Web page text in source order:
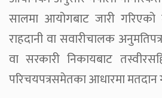
सालमा आयोगबाट जारी गरिएको
राहदानी वा सवारीचालक
वा सरकारी निकायबाट
परिचयपत्रसमेतका आधारमा मतदान